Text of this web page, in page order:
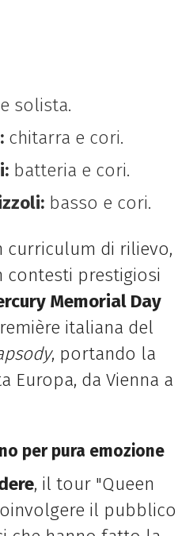
solista.
chitarra e cori.
batteria e cori.
basso e cori.
curriculum di rilievo,
contesti prestigiosi
Memorial Day
italiana del
, portando la
Europa, da Vienna a
per pura emozione
, il tour "Queen
il pubblico